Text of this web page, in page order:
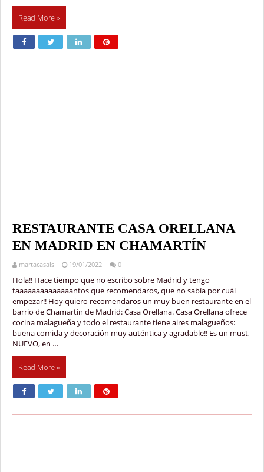
Read More »
RESTAURANTE CASA ORELLANA
EN MADRID EN CHAMARTÍN
martacasals 19/01/2022 0
Hola!! Hace tiempo que no escribo sobre Madrid y tengo
taaaaaaaaaaaaaantos que recomendaros, que no sabía por cuál
empezar!! Hoy quiero recomendaros un muy buen restaurante en el
barrio de Chamartín de Madrid: Casa Orellana. Casa Orellana ofrece
cocina malagueña y todo el restaurante tiene aires malagueños:
buena comida y decoración muy auténtica y agradable!! Es un must,
NUEVO, en …
Read More »